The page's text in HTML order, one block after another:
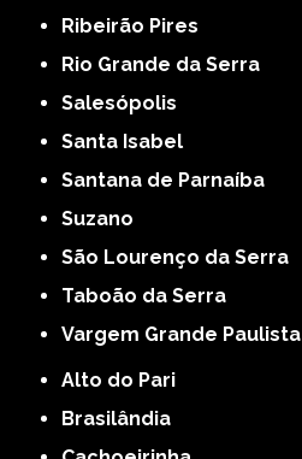
Ribeirão Pires
Rio Grande da Serra
Salesópolis
Santa Isabel
Santana de Parnaíba
Suzano
São Lourenço da Serra
Taboão da Serra
Vargem Grande Paulista
Alto do Pari
Brasilândia